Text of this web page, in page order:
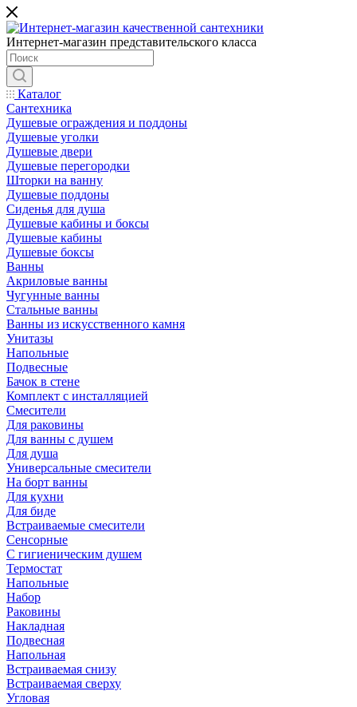
Интернет-магазин представительского класса
Каталог
Сантехника
Душевые ограждения и поддоны
Душевые уголки
Душевые двери
Душевые перегородки
Шторки на ванну
Душевые поддоны
Сиденья для душа
Душевые кабины и боксы
Душевые кабины
Душевые боксы
Ванны
Акриловые ванны
Чугунные ванны
Стальные ванны
Ванны из искусственного камня
Унитазы
Напольные
Подвесные
Бачок в стене
Комплект с инсталляцией
Смесители
Для раковины
Для ванны с душем
Для душа
Универсальные смесители
На борт ванны
Для кухни
Для биде
Встраиваемые смесители
Сенсорные
С гигиеническим душем
Термостат
Напольные
Набор
Раковины
Накладная
Подвесная
Напольная
Встраиваемая снизу
Встраиваемая сверху
Угловая